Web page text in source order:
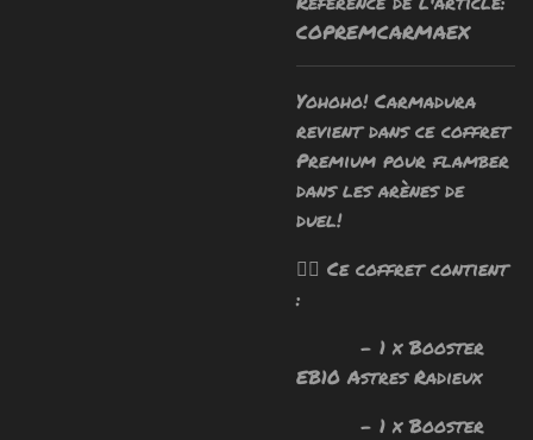
COPREMCARMAEX
Yohoho! Carmadura
revient dans ce coffret
Premium pour flamber
dans les arènes de
duel!
🧙‍♂️ Ce coffret contient
:
- 1 x Booster
EB10 Astres Radieux
- 1 x Booster